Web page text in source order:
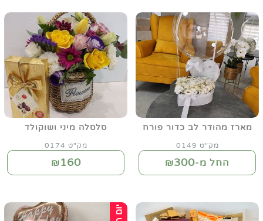
מארז מהודר לב כדור פורח
מק"ט 0149
החל מ-₪300
סלסלה מיני ושוקולד
מק"ט 0174
₪160